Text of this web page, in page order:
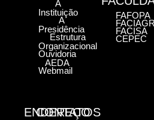
ENDEREÇO
CONTATOS
A
Instituição
A
Presidência
Estrutura
Organizacional
Ouvidoria
AEDA
Webmail
FAFOPA
FACISA
CEPEC